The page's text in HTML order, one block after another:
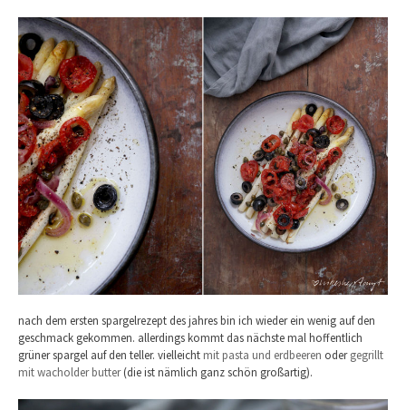
nach dem ersten spargelrezept des jahres bin ich wieder ein wenig auf den
geschmack gekommen. allerdings kommt das nächste mal hoffentlich
grüner spargel auf den teller. vielleicht mit pasta und erdbeeren odergegrillt
mit wacholder butter(die ist nämlich ganz schön großartig).